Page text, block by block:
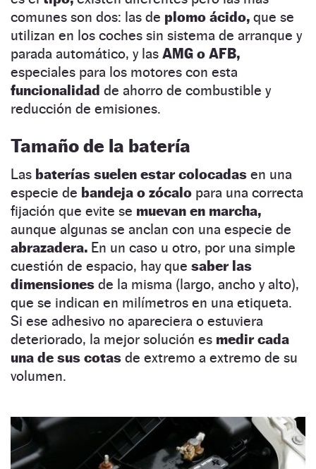
comunes son dos: las de plomo ácido, que se
utilizan en los coches sin sistema de arranque y
parada automático, y las AMG o AFB,
especiales para los motores con esta
funcionalidad de ahorro de combustible y
reducción de emisiones.
Tamaño de la batería
Las baterías suelen estar colocadas en una
especie de bandeja o zócalo para una correcta
fijación que evite se muevan en marcha,
aunque algunas se anclan con una especie de
abrazadera. En un caso u otro, por una simple
cuestión de espacio, hay que saber las
dimensiones de la misma (largo, ancho y alto),
que se indican en milímetros en una etiqueta.
Si ese adhesivo no apareciera o estuviera
deteriorado, la mejor solución es medir cada
una de sus cotas de extremo a extremo de su
volumen.